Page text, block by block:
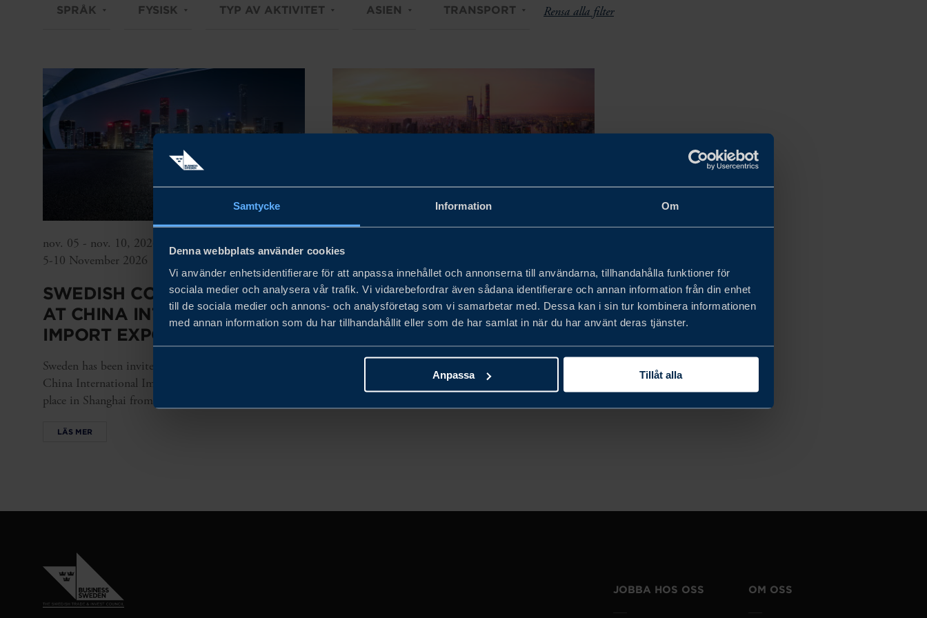
Samtycke Information Om
Denna webbplats använder cookies
Vi använder enhetsidentifierare för att anpassa innehållet och annonserna till användarna, tillhandahålla funktioner för
sociala medier och analysera vår trafik. Vi vidarebefordrar även sådana identifierare och annan information från din enhet
till de sociala medier och annons- och analysföretag som vi samarbetar med. Dessa kan i sin tur kombinera informationen
med annan information som du har tillhandahållit eller som de har samlat in när du har använt deras tjänster.
Anpassa Tillåt alla
SPRÅK FYSISK TYP AV AKTIVITET ASIEN TRANSPORT Rensa alla filter
nov. 05 - nov. 10, 2026
5-10 November 2026
SWEDISH COUNTRY PAVILION
AT CHINA INTERNATIONAL
IMPORT EXPO 2026
Sweden has been invited to participate in the 9th
China International Import Expo (CIIE), taking
place in Shanghai from 5–10 November 2026.
LÄS MER
Date to be confirmed
VISIT CHINA 2026 FOR
SWEDISH AUTOMOTIVE
SUPPLIERS
Is your next partnership in China? Join us at Auto
JOBBA HOS OSS OM OSS